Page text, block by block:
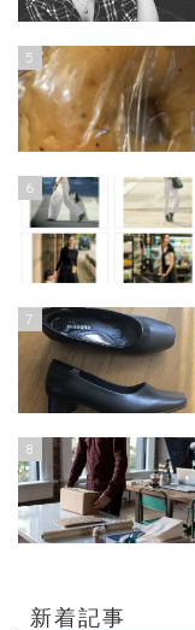
5
6
7
8
新着記事